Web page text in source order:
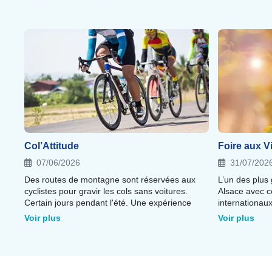
Col’Attitude
07/06/2026
Des routes de montagne sont réservées aux
cyclistes pour gravir les cols sans voitures.
Certain jours pendant l'été. Une expérience
sportive et panoramique autour de Colmar et
des Vosges
Voir plus
Foire aux
31/07/
L’un des
Alsace avec
Un rendez-
gastronomie
Voir plus